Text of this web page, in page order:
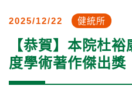
2025/12/22 健統所
【恭賀】本院杜
度學術著作傑出獎